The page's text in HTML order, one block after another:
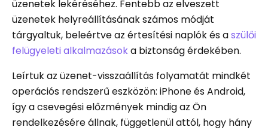
üzenetek lekéréséhez. Fentebb az elveszett
üzenetek helyreállításának számos módját
tárgyaltuk, beleértve az értesítési naplók és aszülői
felügyeleti alkalmazásoka biztonság érdekében.
Leírtuk az üzenet-visszaállítás folyamatát mindkét
operációs rendszerű eszközön: iPhone és Android,
így a csevegési előzmények mindig az Ön
rendelkezésére állnak, függetlenül attól, hogy hány